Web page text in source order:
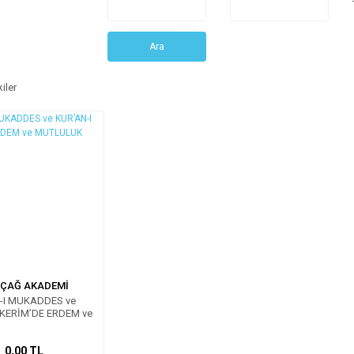
Ara
AKADEMİ
I MUKADDES ve
ERDEM ve
0,00 TL